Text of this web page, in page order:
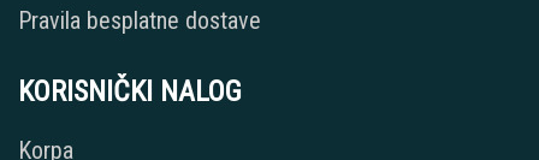
Pravila besplatne dostave
KORISNIČKI NALOG
Korpa